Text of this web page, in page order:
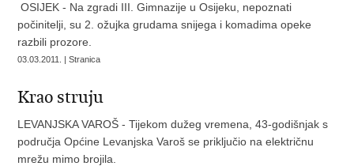
OSIJEK - Na zgradi III. Gimnazije u Osijeku, nepoznati
počinitelji, su 2. ožujka grudama snijega i komadima opeke
razbili prozore.
03.03.2011. | Stranica
Krao struju
LEVANJSKA VAROŠ - Tijekom dužeg vremena, 43-godišnjak s
područja Općine Levanjska Varoš se priključio na električnu
mrežu mimo brojila.